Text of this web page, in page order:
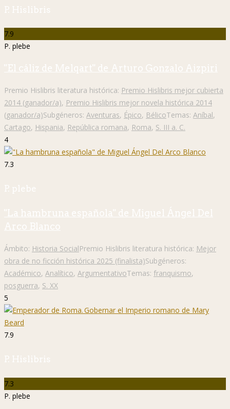
P. Hislibris
7.9
P. plebe
"El cáliz de Melqart" de Arturo Gonzalo Aizpiri
Premio Hislibris literatura histórica: Premio Hislibris mejor cubierta
2014 (ganador/a), Premio Hislibris mejor novela histórica 2014
(ganador/a)Subgéneros: Aventuras, Épico, BélicoTemas: Aníbal,
Cartago, Hispania, República romana, Roma, S. III a. C.
4
7.3
P. plebe
"La hambruna española" de Miguel Ángel Del
Arco Blanco
Ámbito: Historia SocialPremio Hislibris literatura histórica: Mejor
obra de no ficción histórica 2025 (finalista)Subgéneros:
Académico, Analítico, ArgumentativoTemas: franquismo,
posguerra, S. XX
5
7.9
P. Hislibris
7.3
P. plebe